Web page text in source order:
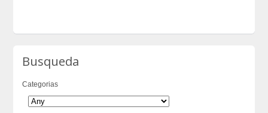
Busqueda
Categorias